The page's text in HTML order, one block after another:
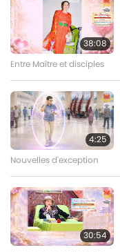
1:46
35:58
38:08
Entre Maître et disciples
4:25
Nouvelles d'exception
30:54